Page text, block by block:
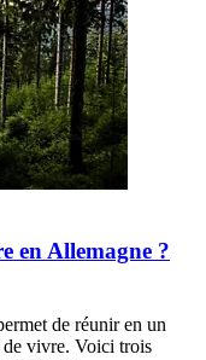
en Allemagne ?
de réunir en un
de vivre. Voici trois